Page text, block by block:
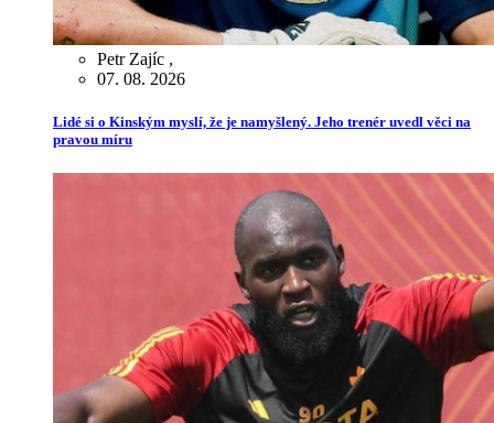
Petr Zajíc ,
07. 08. 2026
Lidé si o Kinským myslí, že je namyšlený. Jeho trenér uvedl věci na
pravou míru